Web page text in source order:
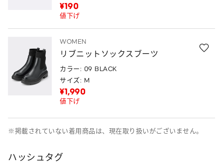
¥190
値下げ
WOMEN
リブニットソックスブーツ
カラー: 09 BLACK
サイズ: M
¥1,990
値下げ
※掲載されていない着用商品は、現在取り扱いがございません。
ハッシュタグ